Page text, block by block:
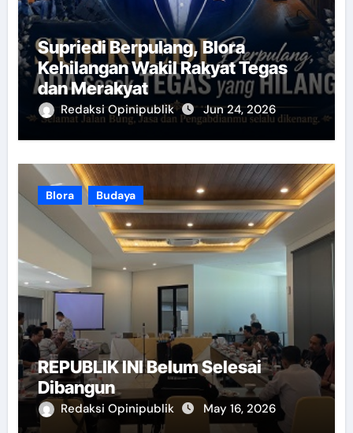
Supriedi Berpulang, Blora
Kehilangan Wakil Rakyat Tegas
dan Merakyat
Redaksi Opinipublik Jun 24, 2026
Blora Budaya
REPUBLIK INI Belum Selesai
Dibangun
Redaksi Opinipublik May 16, 2026